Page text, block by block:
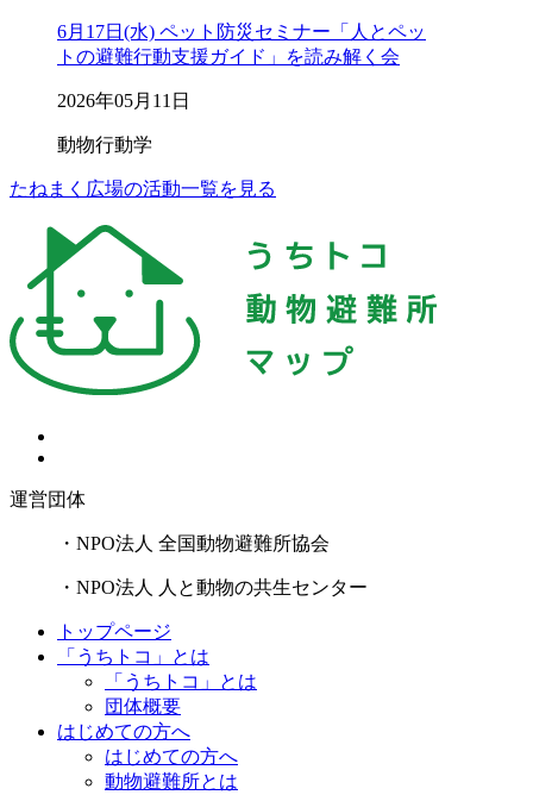
6月17日(水) ペット防災セミナー「人とペッ
トの避難行動支援ガイド」を読み解く会
2026年05月11日
動物行動学
たねまく広場の活動一覧を見る
運営団体
・NPO法人 全国動物避難所協会
・NPO法人 人と動物の共生センター
トップページ
「うちトコ」とは
「うちトコ」とは
団体概要
はじめての方へ
はじめての方へ
動物避難所とは